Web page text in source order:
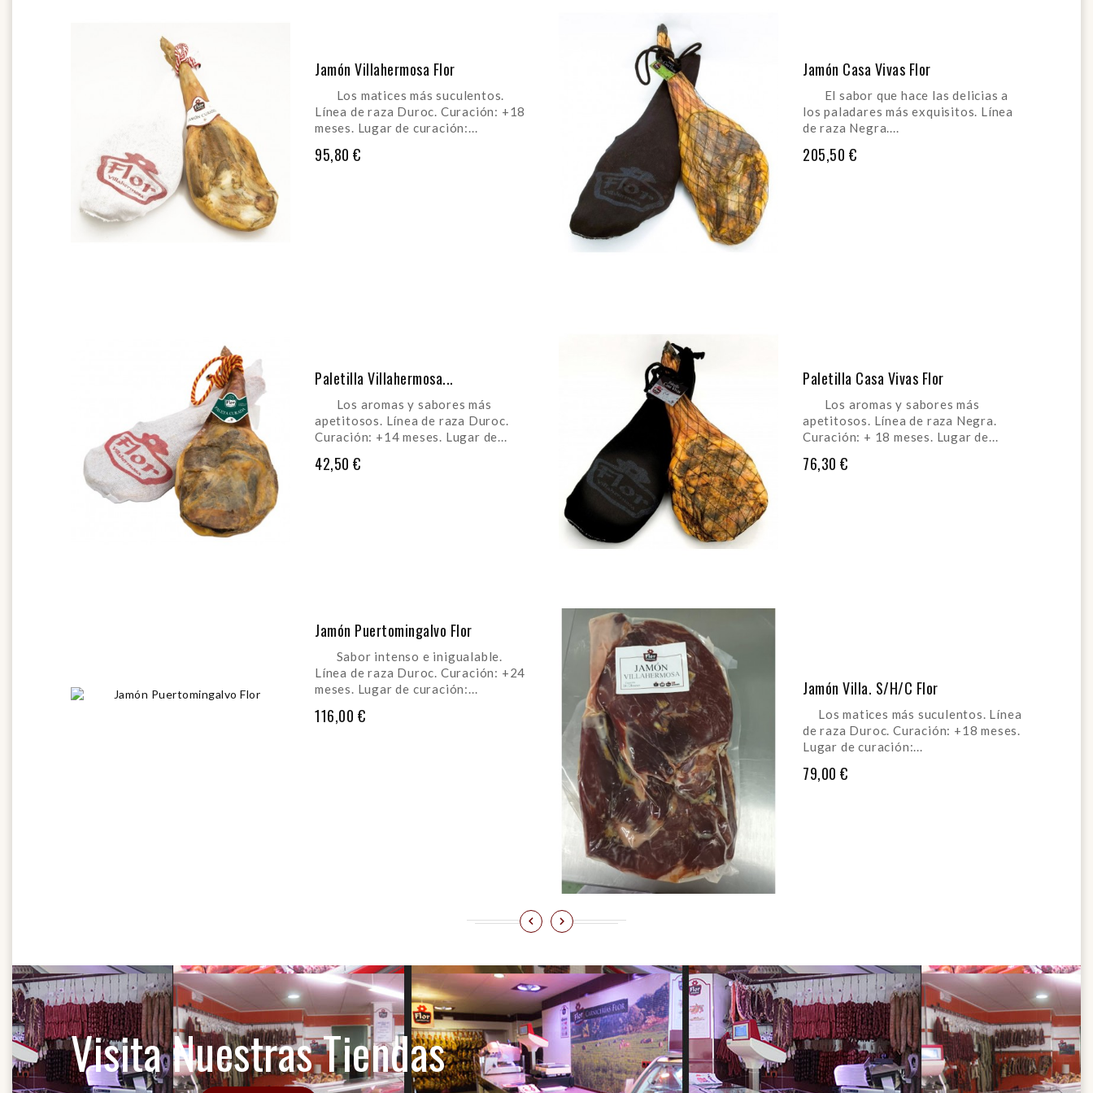
Jamón Villahermosa Flor
Los matices más suculentos.
Línea de raza Duroc. Curación: +18
meses. Lugar de curación:...
95,80 €
Paletilla Villahermosa...
Los aromas y sabores más
apetitosos. Línea de raza Duroc.
Curación: +14 meses. Lugar de...
42,50 €
Jamón Puertomingalvo Flor
Sabor intenso e inigualable.
Línea de raza Duroc. Curación: +24
meses. Lugar de curación:...
116,00 €
Jamón Casa Vivas Flor
El sabor que hace las delicias a
los paladares más exquisitos. Línea
de raza Negra....
205,50 €
Paletilla Casa Vivas Flor
Los aromas y sabores más
apetitosos. Línea de raza Negra.
Curación: + 18 meses. Lugar de...
76,30 €
Jamón Villa. S/H/C Flor
Los matices más suculentos. Línea
de raza Duroc. Curación: +18 meses.
Lugar de curación:...
79,00 €
Visita Nuestras Tiendas